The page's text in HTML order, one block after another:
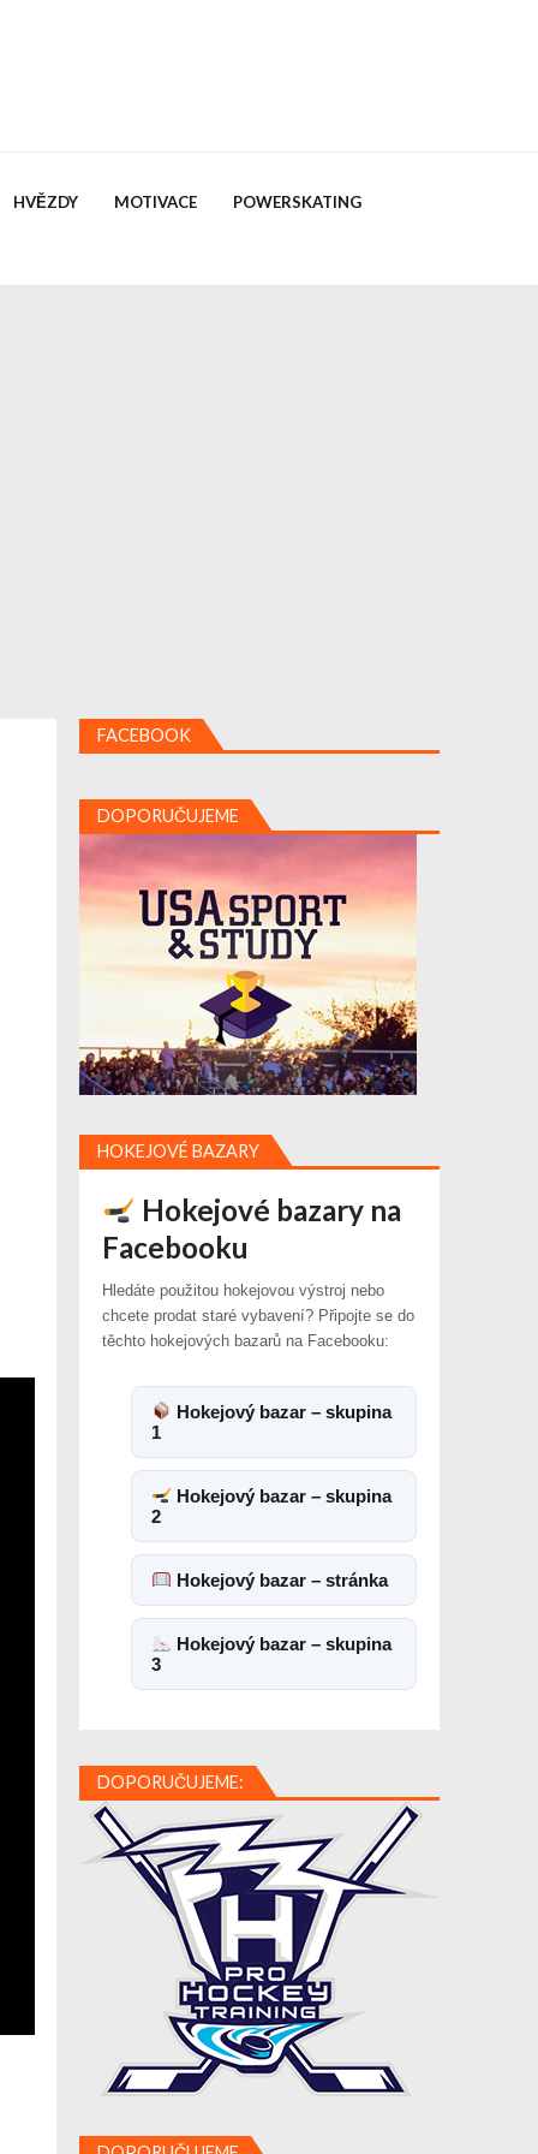
HVĚZDY MOTIVACE POWERSKATING
FACEBOOK
DOPORUČUJEME
HOKEJOVÉ BAZARY
Hokejové bazary na
Facebooku
Hledáte použitou hokejovou výstroj nebo
chcete prodat staré vybavení? Připojte se do
těchto hokejových bazarů na Facebooku:
Hokejový bazar – skupina
1
Hokejový bazar – skupina
2
Hokejový bazar – stránka
Hokejový bazar – skupina
3
DOPORUČUJEME: